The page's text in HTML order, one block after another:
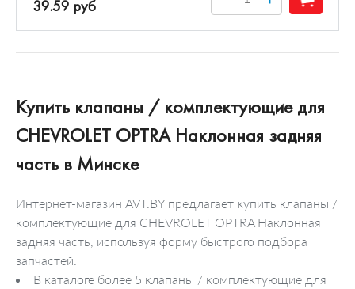
39.59 руб
Купить клапаны / комплектующие для
CHEVROLET OPTRA Наклонная задняя
часть в Минске
Интернет-магазин AVT.BY предлагает купить клапаны /
комплектующие для CHEVROLET OPTRA Наклонная
задняя часть, используя форму быстрого подбора
запчастей.
В каталоге более 5 клапаны / комплектующие для